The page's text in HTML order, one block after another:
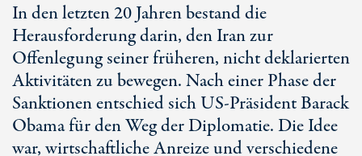
In den letzten 20 Jahren bestand die
Herausforderung darin, den Iran zur
Offenlegung seiner früheren, nicht deklarierten
Aktivitäten zu bewegen. Nach einer Phase der
Sanktionen entschied sichUS-PräsidentBarack
Obama für den Weg der Diplomatie. Die Idee
war, wirtschaftliche Anreize und verschiedene